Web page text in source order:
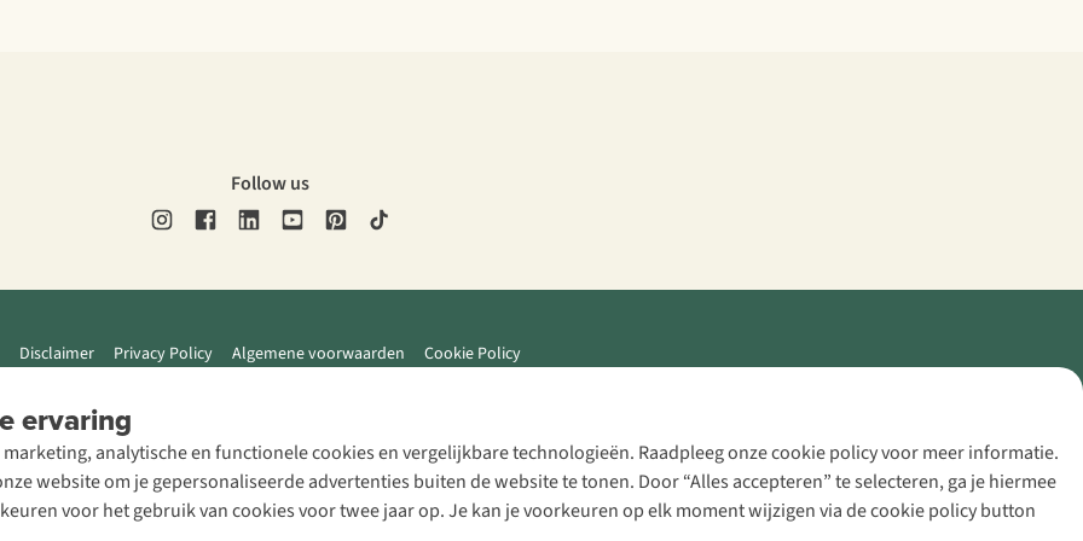
ervaring
analytische en functionele cookies en vergelijkbare technologieën. Raadpleeg onze cookie policy voor meer informatie.
website om je gepersonaliseerde advertenties buiten de website te tonen. Door “Alles accepteren” te selecteren, ga je hiermee
voor het gebruik van cookies voor twee jaar op. Je kan je voorkeuren op elk moment wijzigen via de cookie policy button
Follow us
Disclaimer Privacy Policy Algemene voorwaarden Cookie Policy